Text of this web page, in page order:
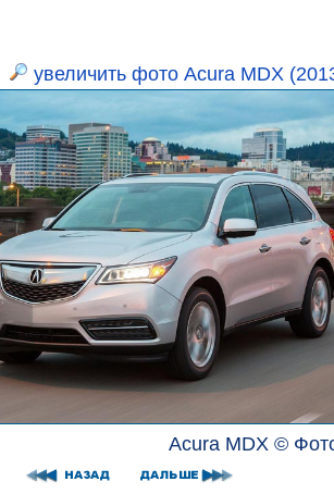
увеличить фото Acura MDX
Acura MDX ©